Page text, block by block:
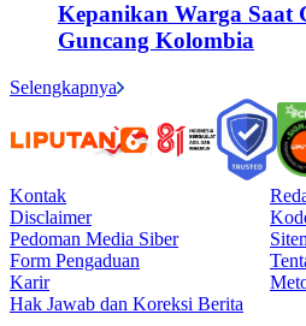
Kepanikan Warga Saat
Guncang Kolombia
Selengkapnya
Kontak
Disclaimer
Pedoman Media Siber
Form Pengaduan
Karir
Hak Jawab dan Koreksi Berita